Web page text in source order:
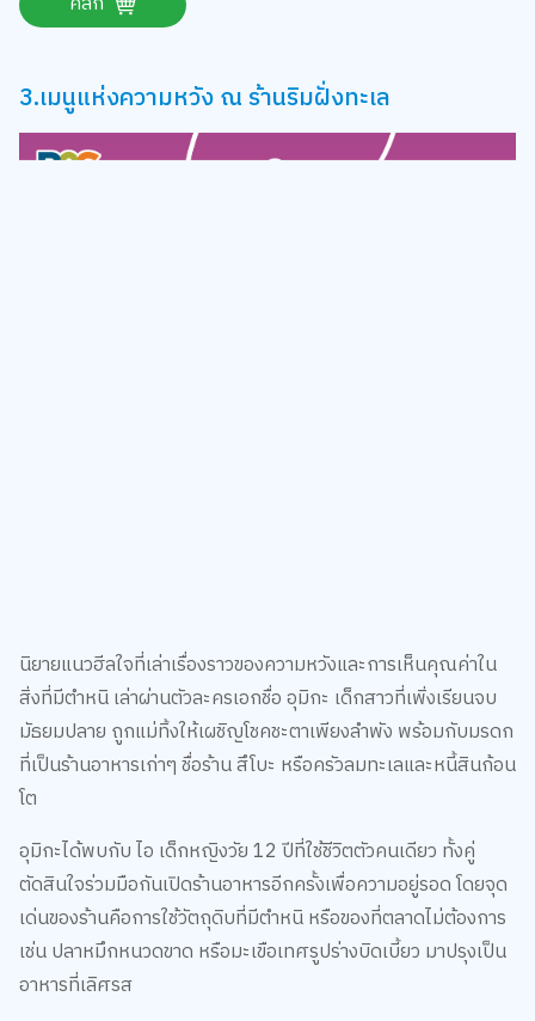
3.เมนูแห่งความหวัง ณ ร้านริมฝั่งทะเล
นิยายแนวฮีลใจที่เล่าเรื่องราวของความหวังและการเห็นคุณค่าใน
สิ่งที่มีตำหนิ เล่าผ่านตัวละครเอกชื่อ อุมิกะ เด็กสาวที่เพิ่งเรียนจบ
มัธยมปลาย ถูกแม่ทิ้งให้เผชิญโชคชะตาเพียงลำพัง พร้อมกับมรดก
ที่เป็นร้านอาหารเก่าๆ ชื่อร้าน สึโบะ หรือครัวลมทะเลและหนี้สินก้อน
โต
อุมิกะได้พบกับ ไอ เด็กหญิงวัย 12 ปีที่ใช้ชีวิตตัวคนเดียว ทั้งคู่
ตัดสินใจร่วมมือกันเปิดร้านอาหารอีกครั้งเพื่อความอยู่รอด โดยจุด
เด่นของร้านคือการใช้วัตถุดิบที่มีตำหนิ หรือของที่ตลาดไม่ต้องการ
เช่น ปลาหมึกหนวดขาด หรือมะเขือเทศรูปร่างบิดเบี้ยว มาปรุงเป็น
อาหารที่เลิศรส